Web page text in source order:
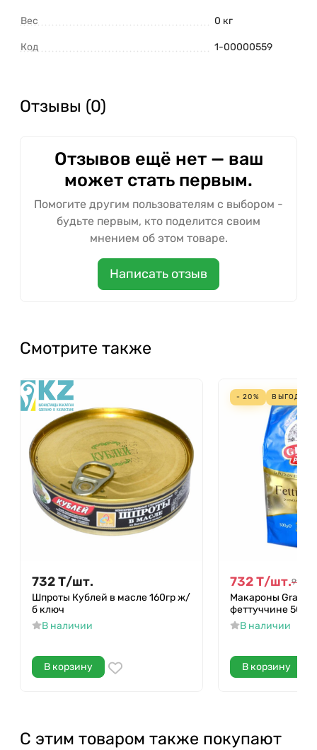
Вес 0 кг
Код 1-00000559
Отзывы (0)
Отзывов ещё нет — ваш
может стать первым.
Помогите другим пользователям с выбором -
будьте первым, кто поделится своим
мнением об этом товаре.
Написать отзыв
Смотрите также
732Т/шт.
Шпроты Кублей в масле 160гр ж/
б ключ
В наличии
В корзину
- 20% ВЫГОДА
732Т/шт.915
Макароны Grand
феттуччине
В наличии
В корзину
С этим товаром также покупают